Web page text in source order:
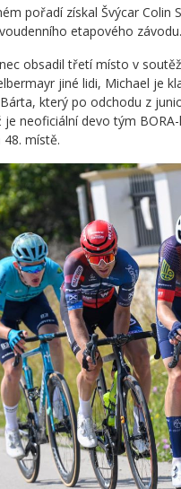
pořadí získal Švýcar Colin
etapového závodu.
obsadil třetí místo v
jiné lidi, Michael je
který po odchodu z
je neoficiální devo tým
místě.